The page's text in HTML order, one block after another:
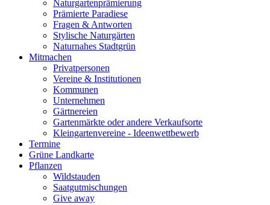
Naturgartenprämierung
Prämierte Paradiese
Fragen & Antworten
Stylische Naturgärten
Naturnahes Stadtgrün
Mitmachen
Privatpersonen
Vereine & Institutionen
Kommunen
Unternehmen
Gärtnereien
Gartenmärkte oder andere Verkaufsorte
Kleingartenvereine - Ideenwettbewerb
Termine
Grüne Landkarte
Pflanzen
Wildstauden
Saatgutmischungen
Give away